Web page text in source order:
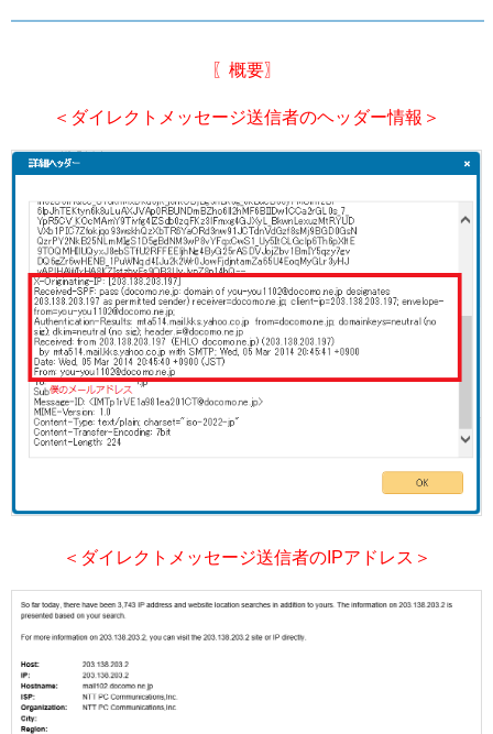
〖概要〗
＜ダイレクトメッセージ送信者のヘッダー情報＞
＜ダイレクトメッセージ送信者のIPアドレス＞